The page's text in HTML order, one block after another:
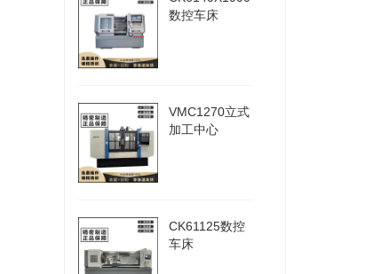
数控车床
VMC1270立式
加工中心
CK61125数控
车床